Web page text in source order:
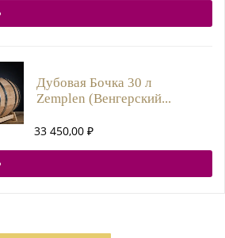
Дубовая Бочка 30 л
Zemplen (Венгерский...
33 450,00 ₽